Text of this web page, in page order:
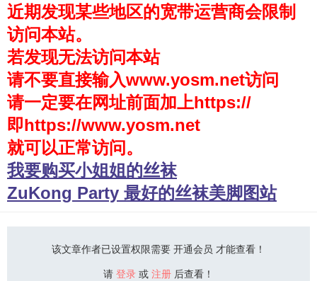
风之领域
喵写真
轻兰映画
少女秩序
会员购买
幼喵社App
近期发现某些地区的宽带运营商会限制
访问本站。
若发现无法访问本站
请不要直接输入www.yosm.net访问
请一定要在网址前面加上https://
即https://www.yosm.net
就可以正常访问。
我要购买小姐姐的丝袜
ZuKong Party 最好的丝袜美脚图站
该文章作者已设置权限需要 开通会员 才能查看！
请 登录 或 注册 后查看！